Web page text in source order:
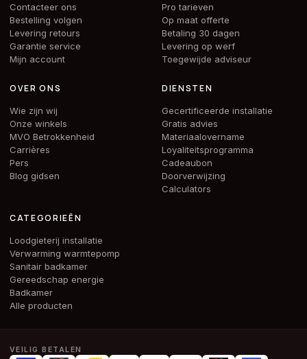
Contacteer ons
Bestelling volgen
Levering retours
Garantie service
Mijn account
Pro tarieven
Op maat offerte
Betaling 30 dagen
Levering op werf
Toegewijde adviseur
OVER ONS
Wie zijn wij
Onze winkels
MVO Betrokkenheid
Carrières
Pers
Blog gidsen
DIENSTEN
Gecertificeerde installatie
Gratis advies
Materiaalovername
Loyaliteitsprogramma
Cadeaubon
Doorverwijzing
Calculators
CATEGORIEËN
Loodgieterij installatie
Verwarming warmtepomp
Sanitair badkamer
Gereedschap energie
Badkamer
Alle producten
VEILIG BETALEN